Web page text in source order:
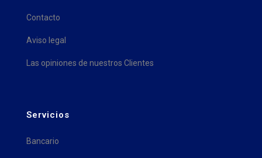
Contacto
Aviso legal
Las opiniones de nuestros Clientes
Servicios
Bancario